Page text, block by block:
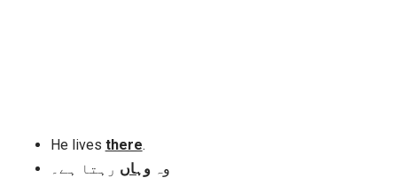
He lives there.
وہوہاں رہتا ہے۔